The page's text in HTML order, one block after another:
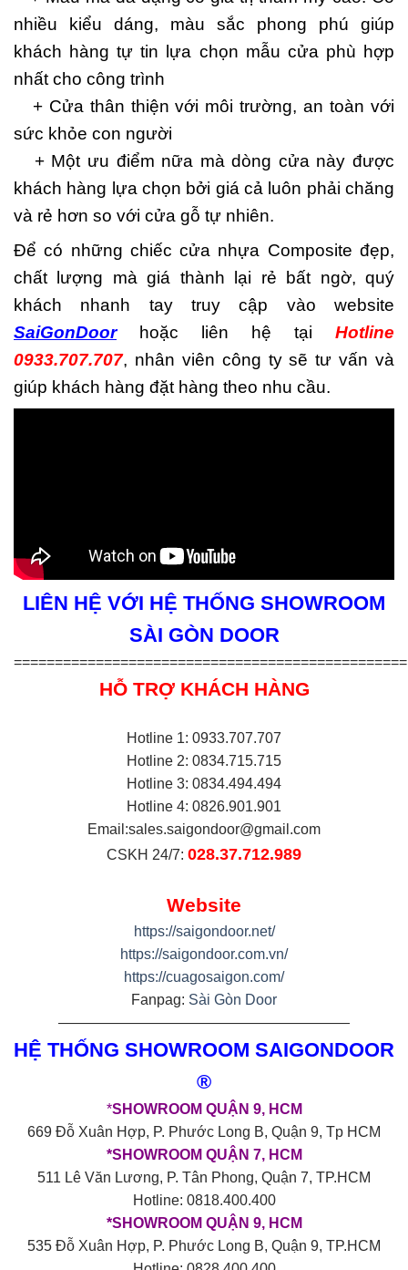
nhiều kiểu dáng, màu sắc phong phú giúp
khách hàng tự tin lựa chọn mẫu cửa phù hợp
nhất cho công trình
+ Cửa thân thiện với môi trường, an toàn với
sức khỏe con người
+ Một ưu điểm nữa mà dòng cửa này được
khách hàng lựa chọn bởi giá cả luôn phải chăng
và rẻ hơn so với cửa gỗ tự nhiên.
Để có những chiếc cửa nhựa Composite đẹp,
chất lượng mà giá thành lại rẻ bất ngờ, quý
khách nhanh tay truy cập vào website
SaiGonDoorhoặc liên hệ tại Hotline
0933.707.707, nhân viên công ty sẽ tư vấn và
giúp khách hàng đặt hàng theo nhu cầu.
LIÊN HỆ VỚI HỆ THỐNG SHOWROOM
SÀI GÒN DOOR
================================================
HỖ TRỢ KHÁCH HÀNG
Hotline 1: 0933.707.707
Hotline 2: 0834.715.715
Hotline 3: 0834.494.494
Hotline 4: 0826.901.901
Email:sales.saigondoor@gmail.com
CSKH 24/7: 028.37.712.989
Website
https://saigondoor.net/
https://saigondoor.com.vn/
https://cuagosaigon.com/
Fanpag: Sài Gòn Door
————————————————————
HỆ THỐNG SHOWROOM SAIGONDOOR
®
*SHOWROOM QUẬN 9, HCM
669 Đỗ Xuân Hợp, P. Phước Long B, Quận 9, Tp HCM
*SHOWROOM QUẬN 7, HCM
511 Lê Văn Lương, P. Tân Phong, Quận 7, TP.HCM
Hotline: 0818.400.400
*SHOWROOM QUẬN 9, HCM
535 Đỗ Xuân Hợp, P. Phước Long B, Quận 9, TP.HCM